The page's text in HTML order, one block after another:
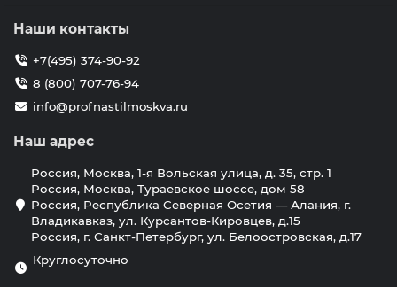
Наши контакты
+7(495) 374-90-92
8 (800) 707-76-94
info@profnastilmoskva.ru
Наш адрес
Россия, Москва, 1-я Вольская улица, д. 35, стр. 1
Россия, Москва, Тураевское шоссе, дом 58
Россия, Республика Северная Осетия — Алания, г.
Владикавказ, ул. Курсантов-Кировцев, д.15
Россия, г. Санкт-Петербург, ул. Белоостровская, д.17
Круглосуточно